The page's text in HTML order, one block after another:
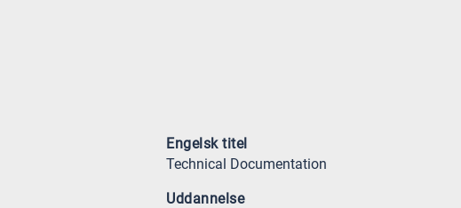
Engelsk titel
Technical Documentation
Uddannelse